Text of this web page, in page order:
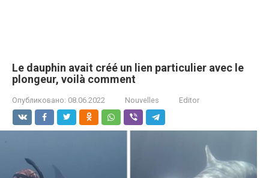
Le dauphin avait créé un lien particulier avec le
plongeur, voilà comment
Опубликовано: 08.06.2022 Nouvelles Editor